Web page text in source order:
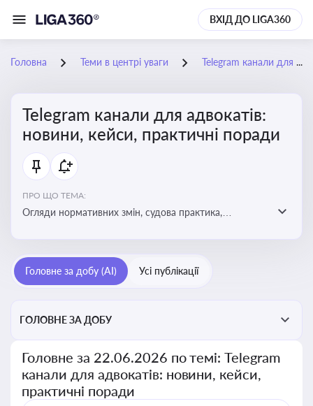
ВХІД ДО LIGA360
Головна Теми в центрі уваги Telegram канали для адвокатів: новини, кейси, практичні поради
Telegram канали для адвокатів:
новини, кейси, практичні поради
ПРО ЩО ТЕМА:
Огляди нормативних змін, судова практика,
адвокатів
Головне за добу (AI) Усі публікації
ГОЛОВНЕ ЗА ДОБУ
Головне за 22.06.2026 по темі: Telegram
канали для адвокатів: новини, кейси,
практичні поради